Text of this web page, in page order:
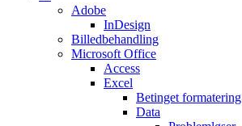
Adobe
InDesign
Billedbehandling
Microsoft Office
Access
Excel
Betinget formatering
Data